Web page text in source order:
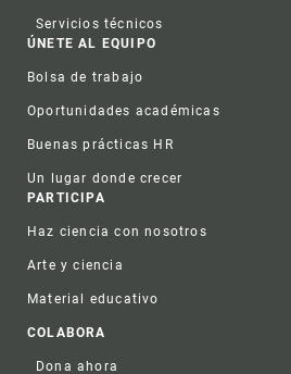
Servicios técnicos
ÚNETE AL EQUIPO
Bolsa de trabajo
Oportunidades académicas
Buenas prácticas HR
Un lugar donde crecer
PARTICIPA
Haz ciencia con nosotros
Arte y ciencia
Material educativo
COLABORA
Dona ahora